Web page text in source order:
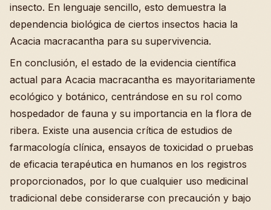
insecto. En lenguaje sencillo, esto demuestra la
dependencia biológica de ciertos insectos hacia la
Acacia macracantha para su supervivencia.
En conclusión, el estado de la evidencia científica
actual para Acacia macracantha es mayoritariamente
ecológico y botánico, centrándose en su rol como
hospedador de fauna y su importancia en la flora de
ribera. Existe una ausencia crítica de estudios de
farmacología clínica, ensayos de toxicidad o pruebas
de eficacia terapéutica en humanos en los registros
proporcionados, por lo que cualquier uso medicinal
tradicional debe considerarse con precaución y bajo